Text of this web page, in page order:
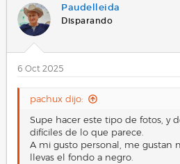
Paudelleida
Disparando
6 Oct 2025
pachux dijo:
Supe hacer este tipo de fotos, y
difíciles de lo que parece.
A mi gusto personal, me gustan
llevas el fondo a negro.